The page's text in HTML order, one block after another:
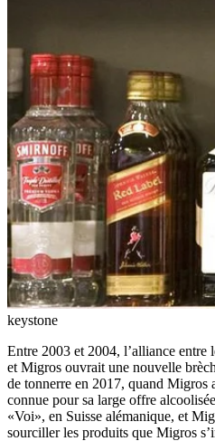
keystone
Entre 2003 et 2004, l’alliance entre
et Migros ouvrait une nouvelle
de tonnerre en 2017, quand Migros
connue pour sa large offre
«Voi», en Suisse alémanique, et
sourciller les produits que Migros